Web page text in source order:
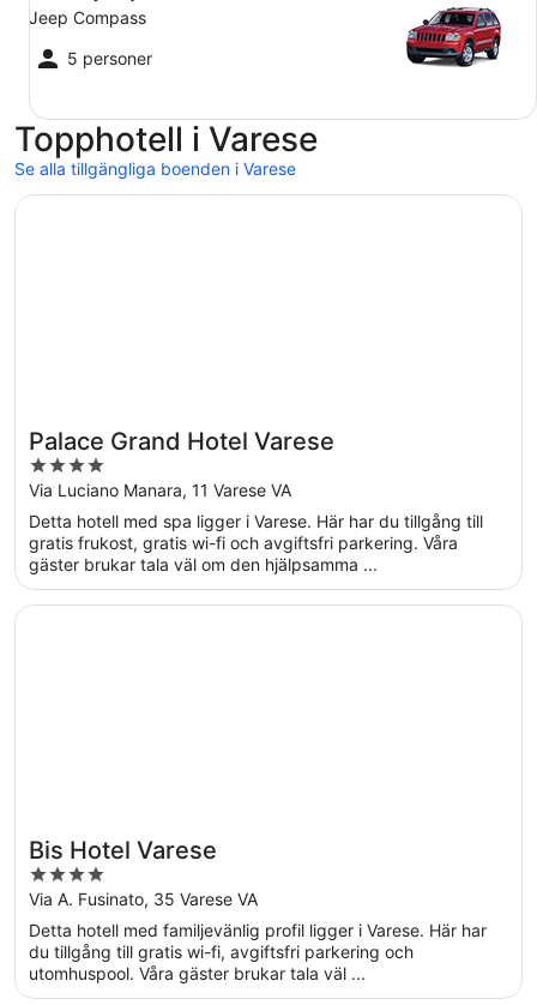
Jeep Compass
5 personer
Topphotell i Varese
Se alla tillgängliga boenden i Varese
Palace Grand Hotel Varese
4
out
of
5
Via Luciano Manara, 11 Varese VA
Detta hotell med spa ligger i Varese. Här har du tillgång till
gratis frukost, gratis wi-fi och avgiftsfri parkering. Våra
gäster brukar tala väl om den hjälpsamma ...
Öppnas i ett nytt fönster
Palace Grand Hotel Varese
Bis Hotel Varese
4
out
of
5
Via A. Fusinato, 35 Varese VA
Detta hotell med familjevänlig profil ligger i Varese. Här har
du tillgång till gratis wi-fi, avgiftsfri parkering och
utomhuspool. Våra gäster brukar tala väl ...
Öppnas i ett nytt fönster
Bis Hotel Varese